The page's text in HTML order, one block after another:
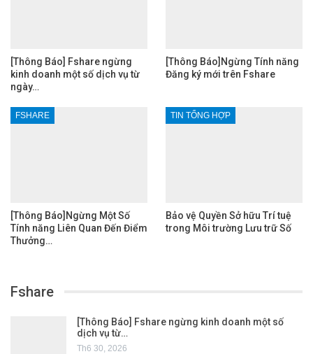
[Thông Báo] Fshare ngừng
kinh doanh một số dịch vụ từ
ngày…
[Thông Báo]Ngừng Tính năng
Đăng ký mới trên Fshare
FSHARE
[Thông Báo]Ngừng Một Số
Tính năng Liên Quan Đến Điểm
Thưởng…
TIN TỔNG HỢP
Bảo vệ Quyền Sở hữu Trí tuệ
trong Môi trường Lưu trữ Số
Fshare
[Thông Báo] Fshare ngừng kinh doanh một số
dịch vụ từ…
Th6 30, 2026